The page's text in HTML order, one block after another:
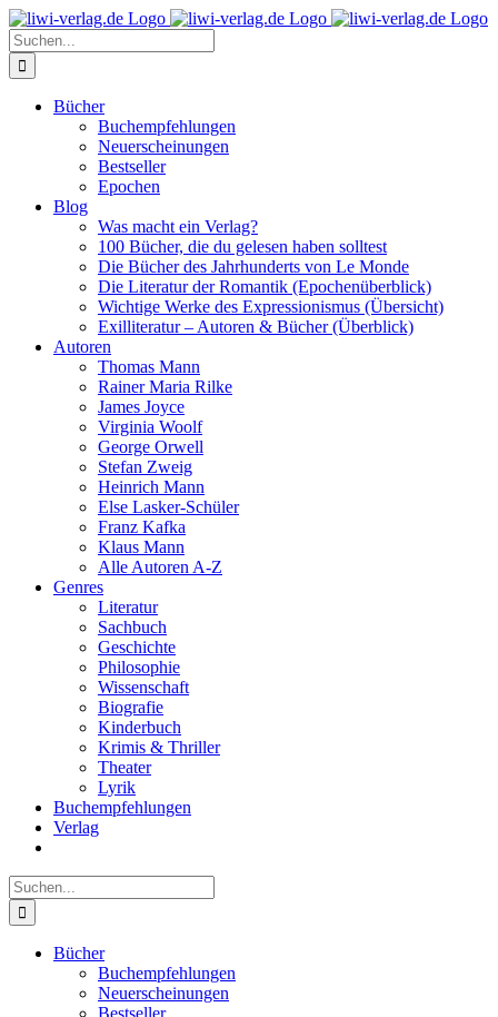
Skip
to
content
Suche
nach:
Bücher
Buchempfehlungen
Neuerscheinungen
Bestseller
Epochen
Blog
Was macht ein Verlag?
100 Bücher, die du gelesen haben solltest
Die Bücher des Jahrhunderts von Le Monde
Die Literatur der Romantik (Epochenüberblick)
Wichtige Werke des Expressionismus (Übersicht)
Exilliteratur – Autoren & Bücher (Überblick)
Autoren
Thomas Mann
Rainer Maria Rilke
James Joyce
Virginia Woolf
George Orwell
Stefan Zweig
Heinrich Mann
Else Lasker-Schüler
Franz Kafka
Klaus Mann
Alle Autoren A-Z
Genres
Literatur
Sachbuch
Geschichte
Philosophie
Wissenschaft
Biografie
Kinderbuch
Krimis & Thriller
Theater
Lyrik
Buchempfehlungen
Verlag
Suche
nach:
Bücher
Buchempfehlungen
Neuerscheinungen
Bestseller